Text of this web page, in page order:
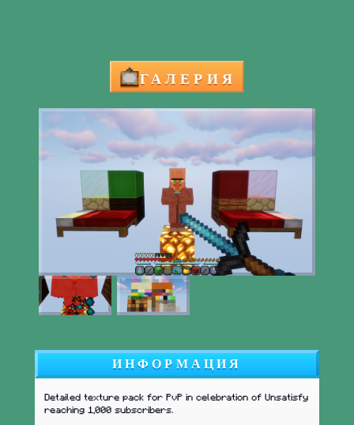
ГАЛЕРИЯ
ИНФОРМАЦИЯ
Detailed texture pack for PvP in celebration of Unsatisfy
reaching 1,000 subscribers.